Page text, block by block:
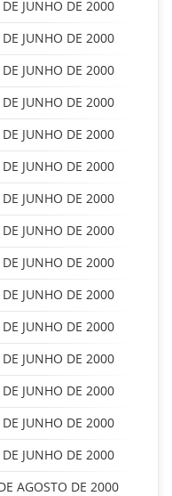
JUNHO DE 2000
JUNHO DE 2000
JUNHO DE 2000
JUNHO DE 2000
JUNHO DE 2000
JUNHO DE 2000
JUNHO DE 2000
JUNHO DE 2000
JUNHO DE 2000
JUNHO DE 2000
JUNHO DE 2000
JUNHO DE 2000
JUNHO DE 2000
JUNHO DE 2000
JUNHO DE 2000
AGOSTO DE 2000